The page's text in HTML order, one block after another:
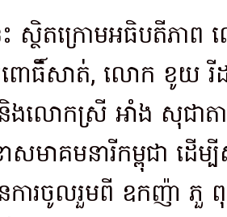
ះ ស្ថិតក្រោមអធិបតីភាព
ត្តពោធិ៍សាត់, លោក ខូយ
ងលោកស្រី អាំង សុជាត
មាគមនារីកម្ពុជា ដើម្
ការចូលរួមពី ឧកញ៉ា ភួ